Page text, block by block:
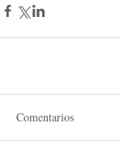
Comentarios